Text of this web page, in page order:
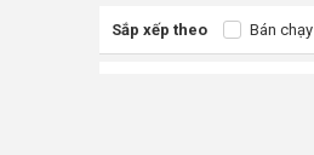
Sắp xếp theo Bán chạy